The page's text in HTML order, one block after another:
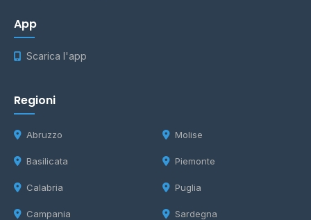
App
Scarica l'app
Regioni
Abruzzo
Basilicata
Calabria
Campania
Molise
Piemonte
Puglia
Sardegna